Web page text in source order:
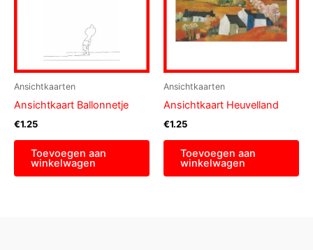
Ansichtkaarten
Ansichtkaart Ballonnetje
€1.25
Toevoegen aan
winkelwagen
Ansichtkaarten
Ansichtkaart Heuvelland
€1.25
Toevoegen aan
winkelwagen